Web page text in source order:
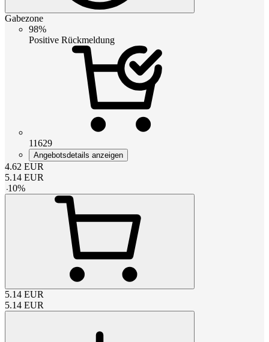
Gabezone
98%
Positive Rückmeldung
11629
Angebotsdetails anzeigen
4.62 EUR
5.14 EUR
-10%
5.14 EUR
5.14 EUR